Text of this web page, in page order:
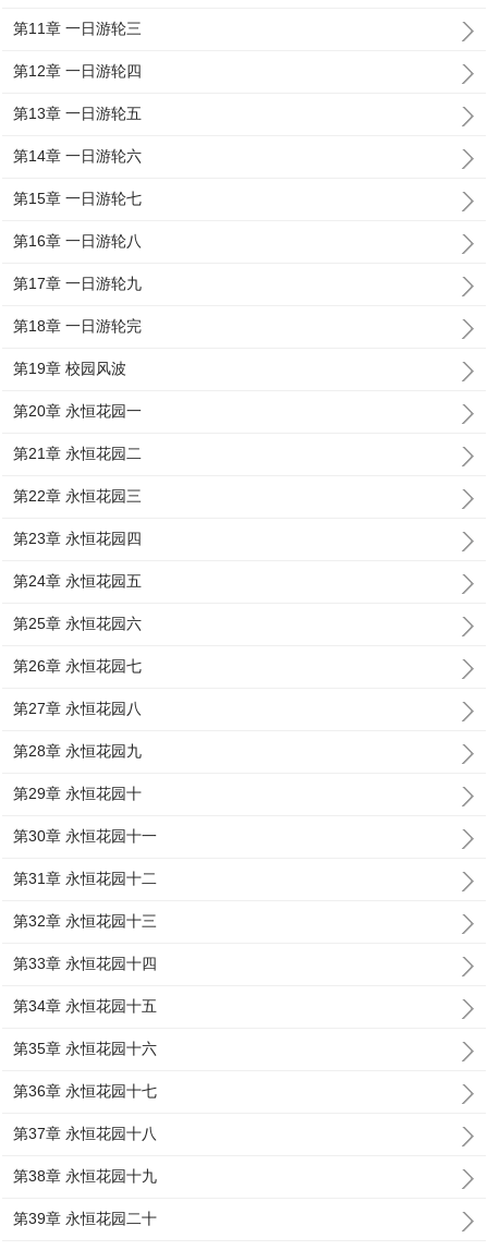
第11章 一日游轮三
第12章 一日游轮四
第13章 一日游轮五
第14章 一日游轮六
第15章 一日游轮七
第16章 一日游轮八
第17章 一日游轮九
第18章 一日游轮完
第19章 校园风波
第20章 永恒花园一
第21章 永恒花园二
第22章 永恒花园三
第23章 永恒花园四
第24章 永恒花园五
第25章 永恒花园六
第26章 永恒花园七
第27章 永恒花园八
第28章 永恒花园九
第29章 永恒花园十
第30章 永恒花园十一
第31章 永恒花园十二
第32章 永恒花园十三
第33章 永恒花园十四
第34章 永恒花园十五
第35章 永恒花园十六
第36章 永恒花园十七
第37章 永恒花园十八
第38章 永恒花园十九
第39章 永恒花园二十